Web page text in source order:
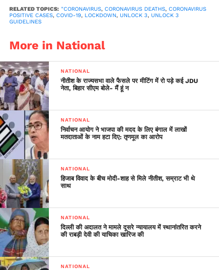
— ANI (@ANI)July 29,
RELATED TOPICS: "CORONAVIRUS, CORONAVIRUS DEATHS, CORONAVIRUS
POSITIVE CASES, COVID-19, LOCKDOWN, UNLOCK 3, UNLOCK 3
GUIDELINES
More in National
NATIONAL
नीतीश के राज्यसभा वाले फैसले पर मीटिंग में रो पड़े कई JDU
नेता, बिहार सीएम बोले- मैं हूं न
NATIONAL
निर्वाचन आयोग ने भाजपा की मदद के लिए बंगाल में लाखों
मतदाताओं के नाम हटा दिए: तृणमूल का आरोप
NATIONAL
हिजाब विवाद के बीच मोदी-शाह से मिले नीतीश, सम्राट भी थे
साथ
NATIONAL
दिल्ली की अदालत ने मामले दूसरे न्यायालय में स्थानांतरित करने
की राबड़ी देवी की याचिका खारिज की
NATIONAL